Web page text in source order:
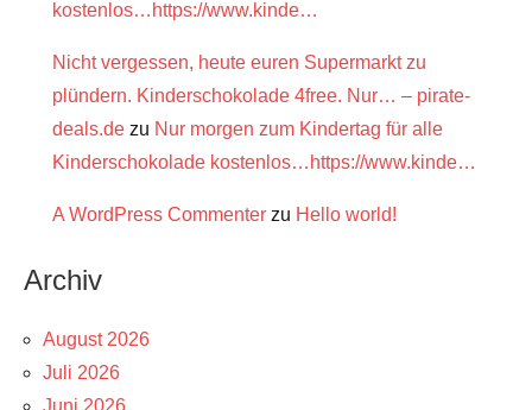
kostenlos…https://www.kinde…
Nicht vergessen, heute euren Supermarkt zu
plündern. Kinderschokolade 4free. Nur… – pirate-
deals.de zu Nur morgen zum Kindertag für alle
Kinderschokolade kostenlos…https://www.kinde…
A WordPress Commenter zu Hello world!
Archiv
August 2026
Juli 2026